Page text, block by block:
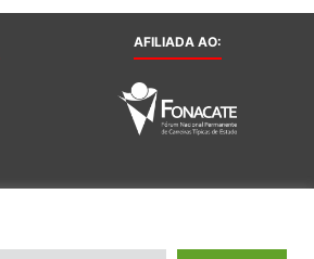
AFILIADA AO: